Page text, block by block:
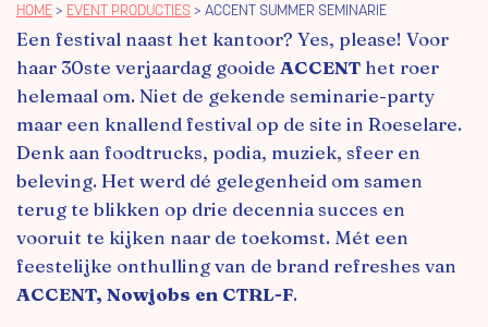
HOME > EVENT PRODUCTIES > ACCENT SUMMER SEMINARIE
Een festival naast het kantoor? Yes, please! Voor
haar 30ste verjaardag gooide ACCENT het roer
helemaal om. Niet de gekende seminarie-party
maar een knallend festival op de site in Roeselare.
Denk aan foodtrucks, podia, muziek, sfeer en
beleving. Het werd dé gelegenheid om samen
terug te blikken op drie decennia succes en
vooruit te kijken naar de toekomst. Mét een
feestelijke onthulling van de brand refreshes van
ACCENT, Nowjobs en CTRL-F.